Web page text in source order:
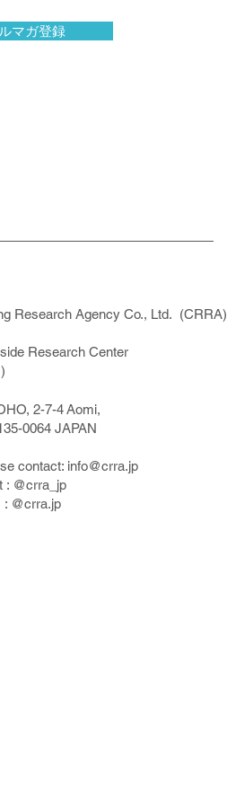
マガ登録
Research Agency Co., Ltd. (CRRA)
Research Center
2-7-4Aomi,
0064 JAPAN
contact: info@crra.jp
: @crra_jp
@crra.jp